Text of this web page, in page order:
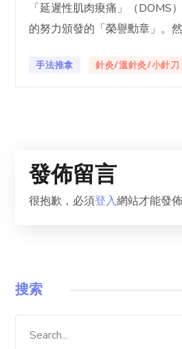
「延遲性肌肉痠痛」（DOMS
的努力頒發的「榮譽勳章」。
手法推拿 針灸/溫針灸/小針刀
發佈留言
很抱歉，必須登入網站才能發佈
搜索